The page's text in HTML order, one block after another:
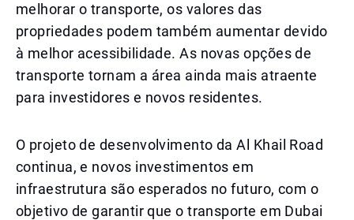
melhorar o transporte, os valores das
propriedades podem também aumentar devido
à melhor acessibilidade. As novas opções de
transporte tornam a área ainda mais atraente
para investidores e novos residentes.
O projeto de desenvolvimento da Al Khail Road
continua, e novos investimentos em
infraestrutura são esperados no futuro, com o
objetivo de garantir que o transporte em Dubai